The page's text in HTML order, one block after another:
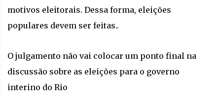
motivos eleitorais. Dessa forma, eleições
populares devem ser feitas..
O julgamento não vai colocar um ponto final na
discussão sobre as eleições para o governo
interino do Rio